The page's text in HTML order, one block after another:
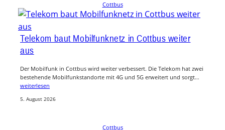
Cottbus
Telekom baut Mobilfunknetz in Cottbus weiter
aus
Der Mobilfunk in Cottbus wird weiter verbessert. Die Telekom hat zwei
bestehende Mobilfunkstandorte mit 4G und 5G erweitert und sorgt…
weiterlesen
5. August 2026
Cottbus